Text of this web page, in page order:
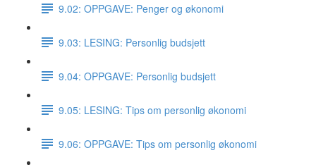
9.02: OPPGAVE: Penger og økonomi
9.03: LESING: Personlig budsjett
9.04: OPPGAVE: Personlig budsjett
9.05: LESING: Tips om personlig økonomi
9.06: OPPGAVE: Tips om personlig økonomi